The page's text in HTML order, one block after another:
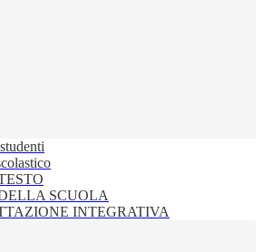
SCUOLA
INTEGRATIVA